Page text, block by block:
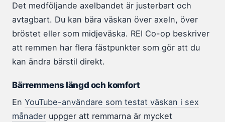
Det medföljande axelbandet är justerbart och
avtagbart. Du kan bära väskan över axeln, över
bröstet eller som midjeväska. REI Co-op beskriver
att remmen har flera fästpunkter som gör att du
kan ändra bärstil direkt.
Bärremmens längd och komfort
En YouTube-användare som testat väskan i sex
månader uppger att remmarna är mycket